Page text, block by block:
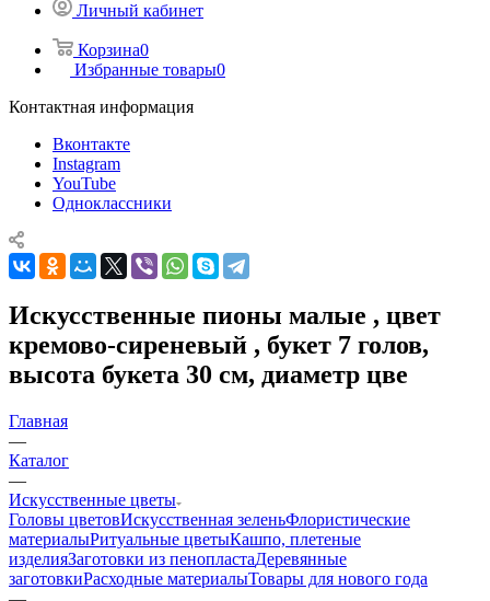
Личный кабинет
Корзина0
Избранные товары0
Контактная информация
Вконтакте
Instagram
YouTube
Одноклассники
Искусственные пионы малые , цвет
кремово-сиреневый , букет 7 голов,
высота букета 30 см, диаметр цве
Главная
—
Каталог
—
Искусственные цветы
Головы цветовИскусственная зеленьФлористические
материалыРитуальные цветыКашпо, плетеные
изделияЗаготовки из пенопластаДеревянные
заготовкиРасходные материалыТовары для нового года